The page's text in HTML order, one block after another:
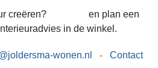
creëren?
en plan een
in de winkel.
wonen.nl - Contact